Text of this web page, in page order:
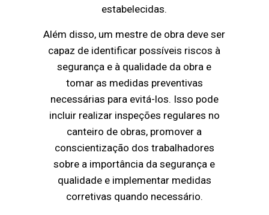
estabelecidas.
Além disso, um mestre de obra deve ser
capaz de identificar possíveis riscos à
segurança e à qualidade da obra e
tomar as medidas preventivas
necessárias para evitá-los. Isso pode
incluir realizar inspeções regulares no
canteiro de obras, promover a
conscientização dos trabalhadores
sobre a importância da segurança e
qualidade e implementar medidas
corretivas quando necessário.